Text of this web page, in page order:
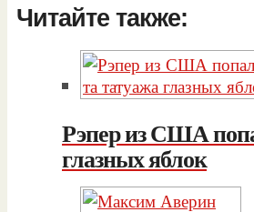
Читайте также:
Рэпер из США
глазных яблок